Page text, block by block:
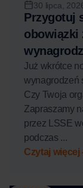
30 lipca,
Przygotuj
obowiązki
Już wkrótce
wynagrodzeń
Czy Twoja
Zapraszamy
przez LSSE
podczas ...
Czytaj więcej